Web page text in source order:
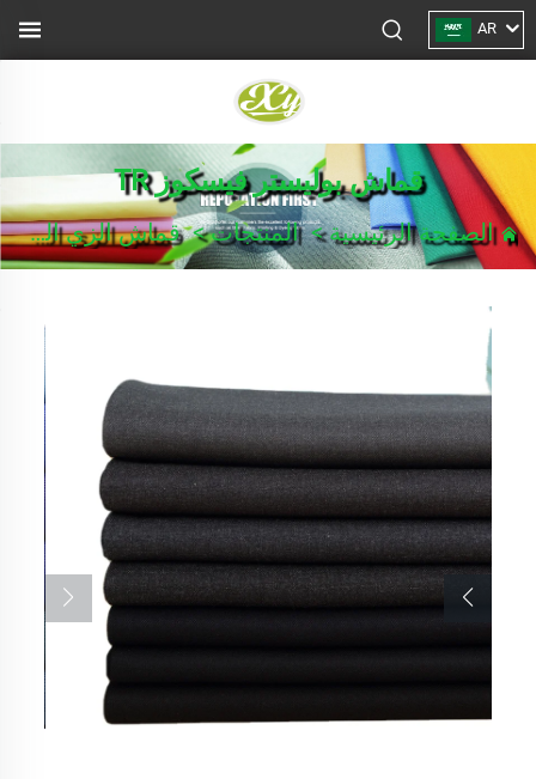
AR
قماش بوليستر فيسكوز TR
الصفحة الرئيسية>المنتجات>قماش الزي الرسمي/بدلة